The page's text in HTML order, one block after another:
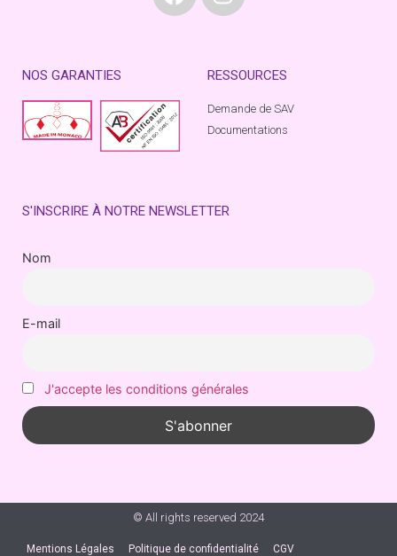
NOS GARANTIES RESSOURCES
Demande de SAV
Documentations
S'INSCRIRE À NOTRE NEWSLETTER
Nom
E-mail
J'accepte les conditions générales
© All rights reserved 2024
Mentions Légales Politique de confidentialité CGV